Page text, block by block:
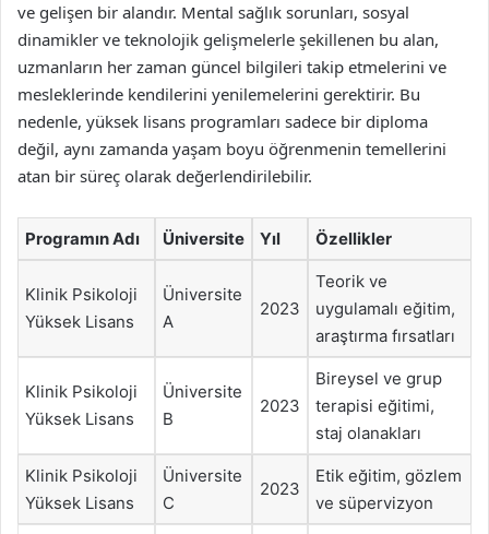
ve gelişen bir alandır. Mental sağlık sorunları, sosyal
dinamikler ve teknolojik gelişmelerle şekillenen bu alan,
uzmanların her zaman güncel bilgileri takip etmelerini ve
mesleklerinde kendilerini yenilemelerini gerektirir. Bu
nedenle, yüksek lisans programları sadece bir diploma
değil, aynı zamanda yaşam boyu öğrenmenin temellerini
atan bir süreç olarak değerlendirilebilir.
Programın Adı Üniversite Yıl Özellikler
Klinik Psikoloji
Yüksek Lisans
Üniversite
A
2023
Teorik ve
uygulamalı eğitim,
araştırma fırsatları
Klinik Psikoloji
Yüksek Lisans
Üniversite
B
2023
Bireysel ve grup
terapisi eğitimi,
staj olanakları
Klinik Psikoloji
Yüksek Lisans
Üniversite
C
2023
Etik eğitim, gözlem
ve süpervizyon